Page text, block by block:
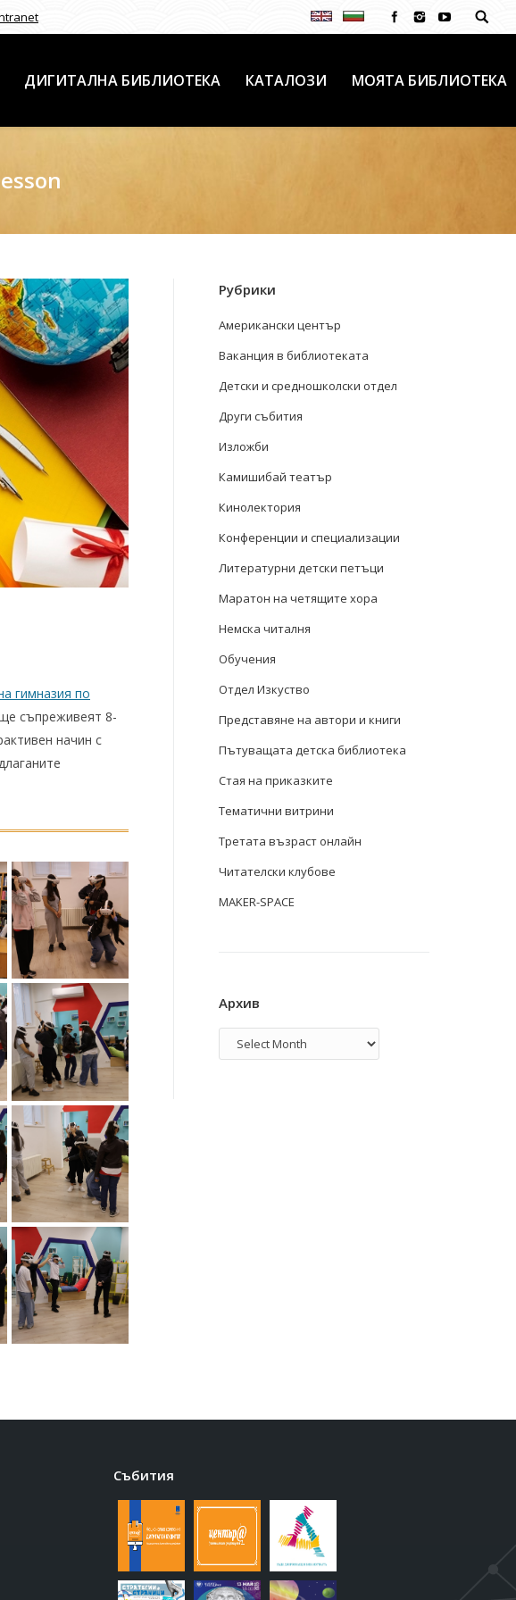
ДИГИТАЛНА БИБЛИОТЕКА КАТАЛОЗИ МОЯТА БИБЛИОТЕКА
гимназия по
съпреживеят 8-
начин с
Рубрики
Американски център
Ваканция в библиотеката
Детски и средношколски отдел
Други събития
Изложби
Камишибай театър
Кинолектория
Конференции и специализации
Литературни детски петъци
Маратон на четящите хора
Немска читалня
Обучения
Отдел Изкуство
Представяне на автори и книги
Пътуващата детска библиотека
Стая на приказките
Тематични витрини
Третата възраст онлайн
Читателски клубове
MAKER-SPACE
Архив
Архив
Събития